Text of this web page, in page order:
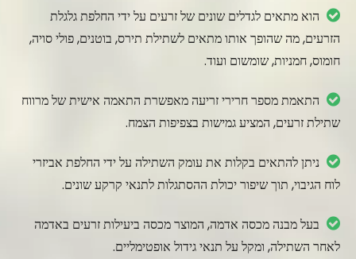
 הוא מתאים לגדלים שונים של זרעים על ידי החלפת גלגלת
הזרעים, מה שהופך אותו מתאים לשתילת תירס, בוטנים, פולי סויה,
חומוס, חמניות, שומשום ועוד.
 התאמת מספר חרירי זריעה מאפשרת התאמה אישית של מרווח
שתילת זרעים, המציע גמישות בצפיפות הצמח.
 ניתן להתאים בקלות את עומק השתילה על ידי החלפת אביזרי
לוח הגיבוי, תוך שיפור יכולת ההסתגלות לתנאי קרקע שונים.
 בעל מבנה מכסה אדמה, המוצר מכסה ביעילות זרעים באדמה
לאחר השתילה, ומקל על תנאי גידול אופטימליים.